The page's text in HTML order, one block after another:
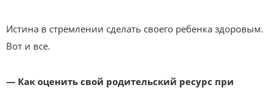
Истина в стремлении сделать своего ребенка здоровым.
Вот и все.
— Как оценить свой родительский ресурс при